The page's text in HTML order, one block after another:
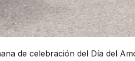
de celebración del Día del